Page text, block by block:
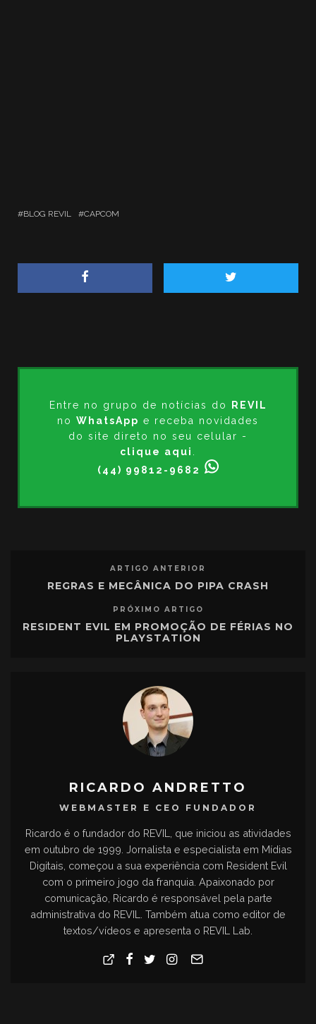
BLOG REVIL CAPCOM
Entre no grupo de notícias do REVIL
no WhatsApp e receba novidades
do site direto no seu celular -
clique aqui
(44) 99812-9682
ARTIGO ANTERIOR
REGRAS E MECÂNICA DO PIPA CRASH
PRÓXIMO ARTIGO
RESIDENT EVIL EM PROMOÇÃO DE FÉRIAS NO
PLAYSTATION
RICARDO ANDRETTO
WEBMASTER E CEO FUNDADOR
Ricardo é o fundador do REVIL, que iniciou as atividades
em outubro de 1999. Jornalista e especialista em Mídias
Digitais, começou a sua experiência com Resident Evil
com o primeiro jogo da franquia. Apaixonado por
comunicação, Ricardo é responsável pela parte
administrativa do REVIL. Também atua como editor de
textos/vídeos e apresenta o REVIL Lab.